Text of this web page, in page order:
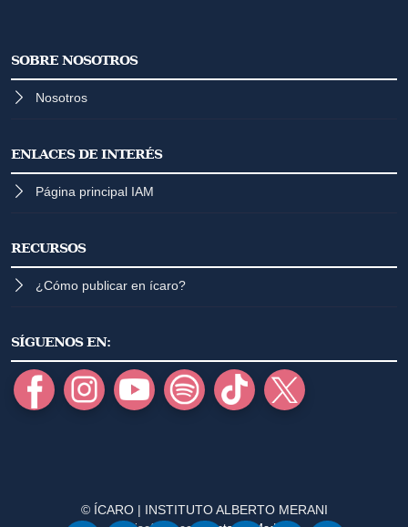
SOBRE NOSOTROS
Nosotros
ENLACES DE INTERÉS
Página principal IAM
RECURSOS
¿Cómo publicar en ícaro?
SÍGUENOS EN:
© ÍCARO | INSTITUTO ALBERTO MERANI